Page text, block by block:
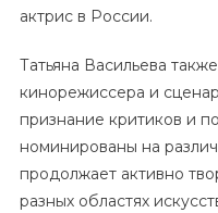
актрис в России.
Татьяна Васильева
кинорежиссера и
признание критиков и
номинированы на
продолжает активно
разных областях